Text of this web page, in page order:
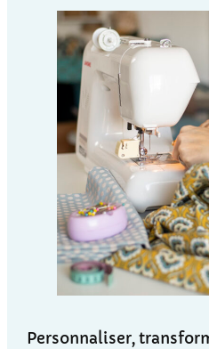
Personnaliser,